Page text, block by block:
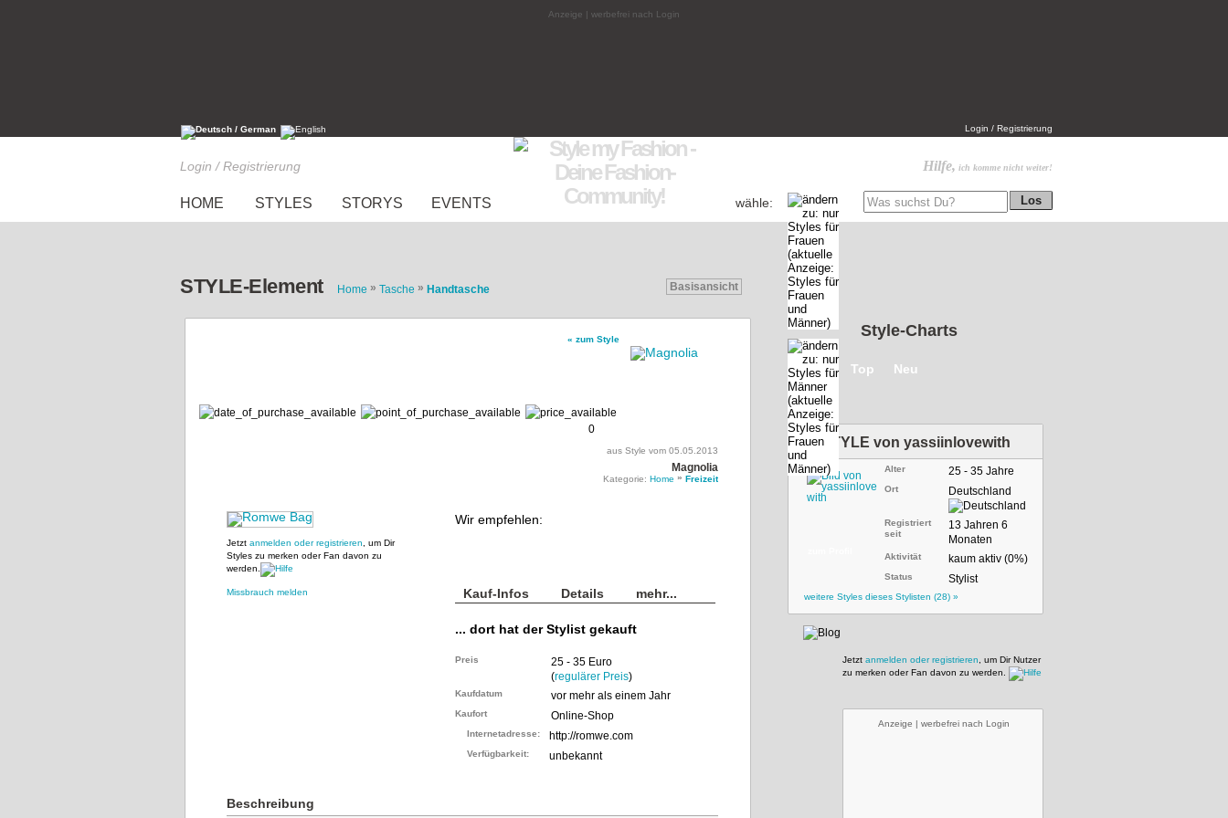
Anzeige | werbefrei nach Login
Login / Registrierung
Hilfe, ich komme nicht weiter!
Login / Registrierung
HOME STYLES STORYS EVENTS wähle:
STYLE-Element Home » Tasche » Handtasche Basisansicht
« zum Style
0
aus Style vom 05.05.2013
Magnolia
Kategorie: Home » Freizeit
Jetzt anmelden oder registrieren , um Dir
Styles zu merken oder Fan davon zu
werden.
Missbrauch melden
Wir empfehlen:
Kauf-Infos Details mehr...
... dort hat der Stylist gekauft
Preis
25 - 35 Euro
(regulärer Preis)
Kaufdatum vor mehr als einem Jahr
Kaufort Online-Shop
Internetadresse: http://romwe.com
Verfügbarkeit: unbekannt
Beschreibung
Style-Charts
Top Neu
STYLE von yassiinlovewith
Alter 25 - 35 Jahre
Ort Deutschland
Registriert
seit
13 Jahren 6
Monaten
Aktivität kaum aktiv (0%)
Status Stylist
weitere Styles dieses Stylisten (28) »
Jetzt anmelden oder registrieren , um Dir Nutzer
zu merken oder Fan davon zu werden.
Anzeige | werbefrei nach Login